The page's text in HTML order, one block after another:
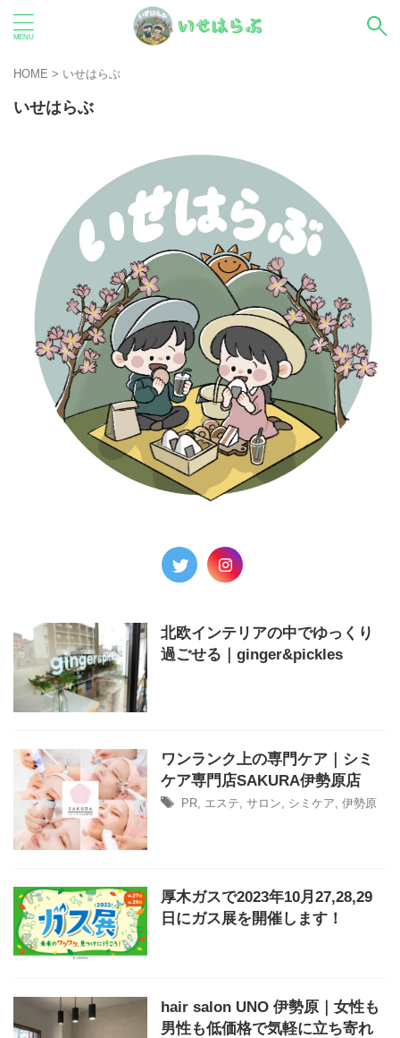
HOME > いせはらぶ
いせはらぶ
北欧インテリアの中でゆっくり
過ごせる｜ginger&pickles
ワンランク上の専門ケア｜シミ
ケア専門店SAKURA伊勢原店
PR, エステ, サロン, シミケア, 伊勢原
厚木ガスで2023年10月27,28,29
日にガス展を開催します！
hair salon UNO 伊勢原｜女性も
男性も低価格で気軽に立ち寄れ